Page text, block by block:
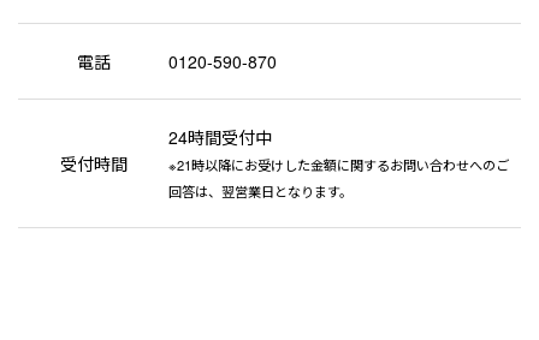
電話 0120-590-870
受付時間
24時間受付中
※21時以降にお受けした金額に関するお問い合わせへのご
回答は、翌営業日となります。